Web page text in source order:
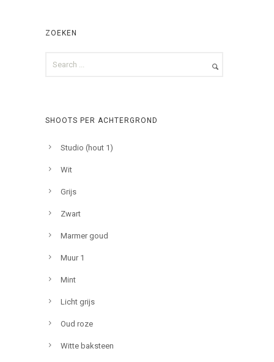
ZOEKEN
SHOOTS PER ACHTERGROND
Studio (hout 1)
Wit
Grijs
Zwart
Marmer goud
Muur 1
Mint
Licht grijs
Oud roze
Witte baksteen